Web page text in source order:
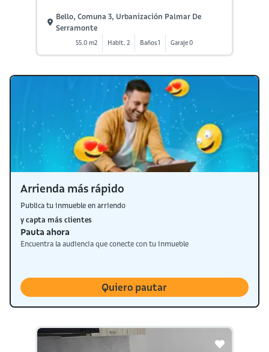
Bello, Comuna 3, Urbanización Palmar De
Serramonte
55.0 m2 Habit. 2 Baños 1 Garaje 0
Arrienda más rápido
Publica tu inmueble en arriendo
y capta más clientes
Pauta ahora
Encuentra la audiencia que conecte con tu inmueble
Quiero pautar